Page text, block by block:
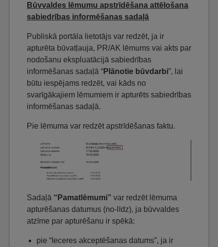
Būvvaldes lēmumu apstrīdēšana attēlošana
sabiedrības informēšanas sadaļā
Publiskā portāla lietotājs var redzēt, ja ir
apturēta būvatļauja, PR/AK lēmums vai akts par
nodošanu ekspluatācijā sabiedrības
informēšanas sadaļā “Plānotie būvdarbi”, lai
būtu iespējams redzēt, vai kāds no
svarīgākajiem lēmumiem ir apturēts sabiedrības
informēšanas sadaļā.
Pie lēmuma var redzēt apstrīdēšanas faktu.
Sadaļā “Pamatlēmumi” var redzēt lēmuma
apturēšanas datumus (no-līdz), ja būvvaldes
atzīme par apturēšanu ir spēkā:
pie “Ieceres akceptēšanas datums”, ja ir